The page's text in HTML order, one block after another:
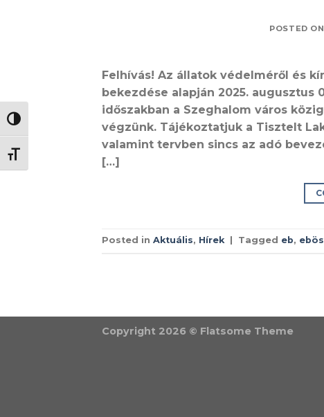
NAGY KONTRASZT VÁLTÁSA
BETŰMÉRET VÁLTÁSA
POSTED ON
Felhívás! Az állatok védelméről és
bekezdése alapján 2025. augusztus
időszakban a Szeghalom város
végzünk. Tájékoztatjuk a Tisztelt
valamint tervben sincs az adó
[…]
Posted in Aktuális, Hírek Tagged eb,
Copyright 2026 © Flatsome Theme